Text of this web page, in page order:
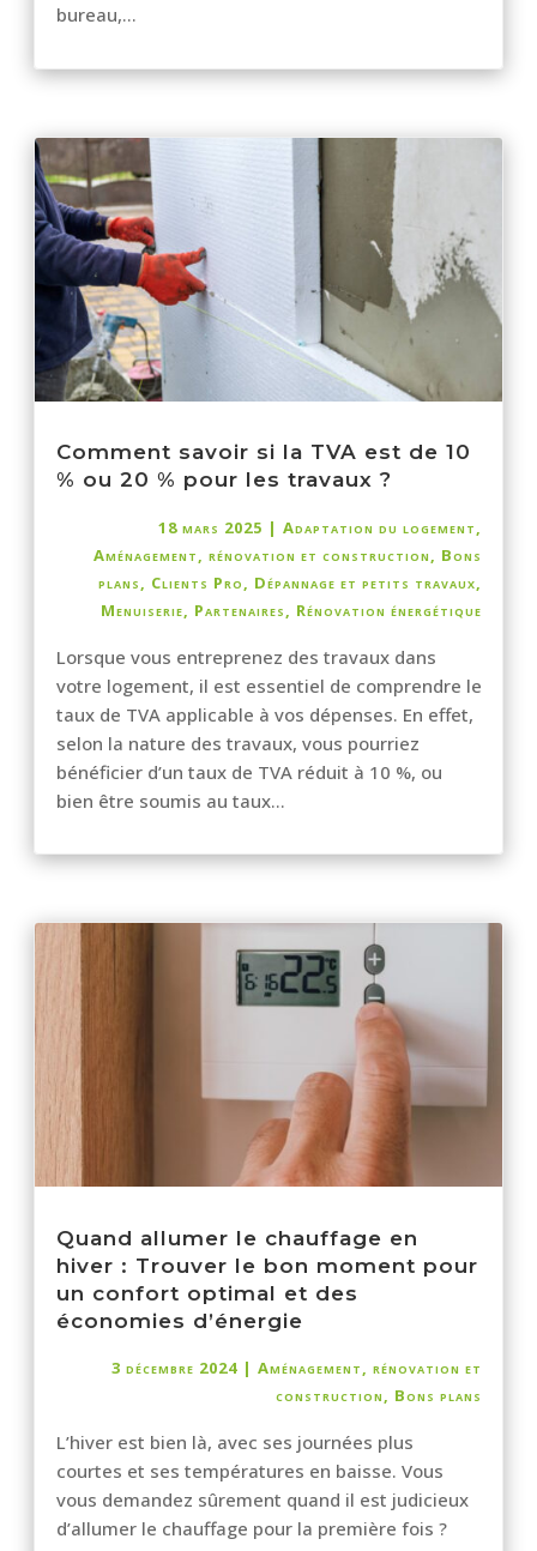
bureau,...
Comment savoir si la TVA est de 10
% ou 20 % pour les travaux ?
18 mars 2025 | Adaptation du logement,
Aménagement, rénovation et construction, Bons
plans, Clients Pro, Dépannage et petits travaux,
Menuiserie, Partenaires, Rénovation énergétique
Lorsque vous entreprenez des travaux dans
votre logement, il est essentiel de comprendre le
taux de TVA applicable à vos dépenses. En effet,
selon la nature des travaux, vous pourriez
bénéficier d’un taux de TVA réduit à 10 %, ou
bien être soumis au taux...
Quand allumer le chauffage en
hiver : Trouver le bon moment pour
un confort optimal et des
économies d’énergie
3 décembre 2024| Aménagement, rénovation et
construction, Bons plans
L’hiver est bien là, avec ses journées plus
courtes et ses températures en baisse. Vous
vous demandez sûrement quand il est judicieux
d’allumer le chauffage pour la première fois ?